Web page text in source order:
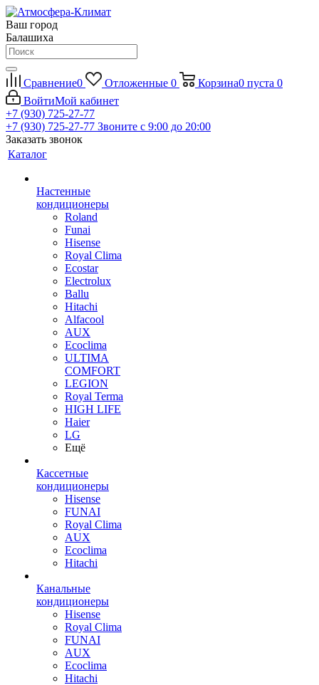
Ваш город
Балашиха
Сравнение0 Отложенные 0 Корзина0 пуста 0
ВойтиМой кабинет
+7 (930) 725-27-77
+7 (930) 725-27-77 Звоните с 9:00 до 20:00
Заказать звонок
Каталог
Настенные
кондиционеры
Roland
Funai
Hisense
Royal Clima
Ecostar
Electrolux
Ballu
Hitachi
Alfacool
AUX
Ecoclima
ULTIMA
COMFORT
LEGION
Royal Terma
HIGH LIFE
Haier
LG
Ещё
Кассетные
кондиционеры
Hisense
FUNAI
Royal Clima
AUX
Ecoclima
Hitachi
Канальные
кондиционеры
Hisense
Royal Clima
FUNAI
AUX
Ecoclima
Hitachi